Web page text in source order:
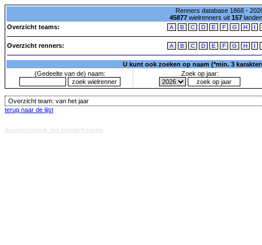
Renners database 1868 -
45877wielrenners uit 157
Overzicht teams:
A B C D E F G H I
Overzicht renners: A B C D E F G H I
U kunt ook zoeken op naam (*min. 3
(Gedeelte van de) naam:
Zoek op jaar:
Overzicht team: van het jaar
terug naar de lijst
Database techniek: Sini Internet Projecten